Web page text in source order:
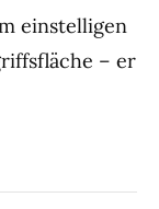
einstelligen
– er